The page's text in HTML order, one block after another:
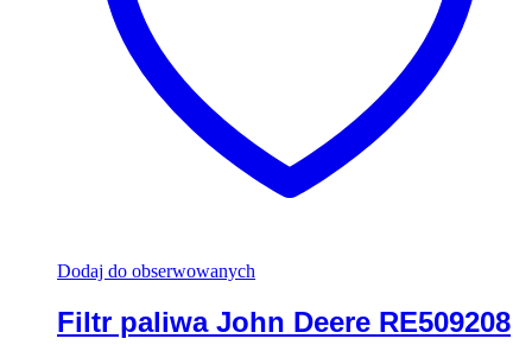
Dodaj do obserwowanych
Filtr paliwa John Deere RE509208